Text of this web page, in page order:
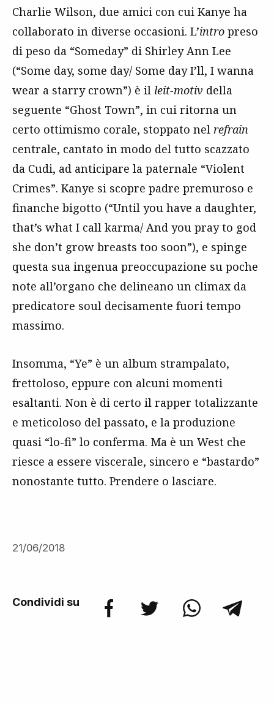
Charlie Wilson, due amici con cui Kanye ha
collaborato in diverse occasioni. L’intro preso
di peso da “Someday” di Shirley Ann Lee
(“Some day, some day/ Some day I’ll, I wanna
wear a starry crown”) è il leit-motiv della
seguente “Ghost Town”, in cui ritorna un
certo ottimismo corale, stoppato nel refrain
centrale, cantato in modo del tutto scazzato
da Cudi, ad anticipare la paternale “Violent
Crimes”. Kanye si scopre padre premuroso e
finanche bigotto (“Until you have a daughter,
that’s what I call karma/ And you pray to god
she don’t grow breasts too soon”), e spinge
questa sua ingenua preoccupazione su poche
note all’organo che delineano un climax da
predicatore soul decisamente fuori tempo
massimo.
Insomma, “Ye” è un album strampalato,
frettoloso, eppure con alcuni momenti
esaltanti. Non è di certo il rapper totalizzante
e meticoloso del passato, e la produzione
quasi “lo-fi” lo conferma. Ma è un West che
riesce a essere viscerale, sincero e “bastardo”
nonostante tutto. Prendere o lasciare.
21/06/2018
Condividi su